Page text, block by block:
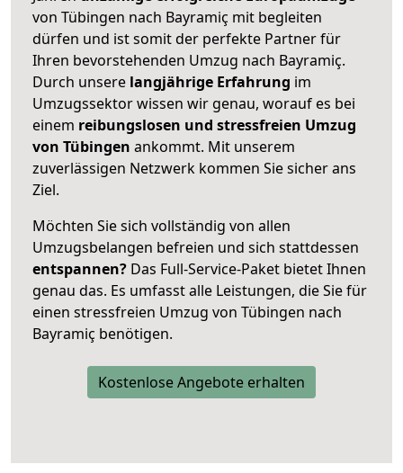
von Tübingen nach Bayramiç mit begleiten
dürfen und ist somit der perfekte Partner für
Ihren bevorstehenden Umzug nach Bayramiç.
Durch unsere langjährige Erfahrung im
Umzugssektor wissen wir genau, worauf es bei
einem reibungslosen und stressfreien Umzug
von Tübingen ankommt. Mit unserem
zuverlässigen Netzwerk kommen Sie sicher ans
Ziel.
Möchten Sie sich vollständig von allen
Umzugsbelangen befreien und sich stattdessen
entspannen? Das Full-Service-Paket bietet Ihnen
genau das. Es umfasst alle Leistungen, die Sie für
einen stressfreien Umzug von Tübingen nach
Bayramiç benötigen.
Kostenlose Angebote erhalten